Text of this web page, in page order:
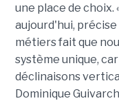
une place de choix.
aujourd'hui, précise
métiers fait que
système unique,
déclinaisons
Dominique